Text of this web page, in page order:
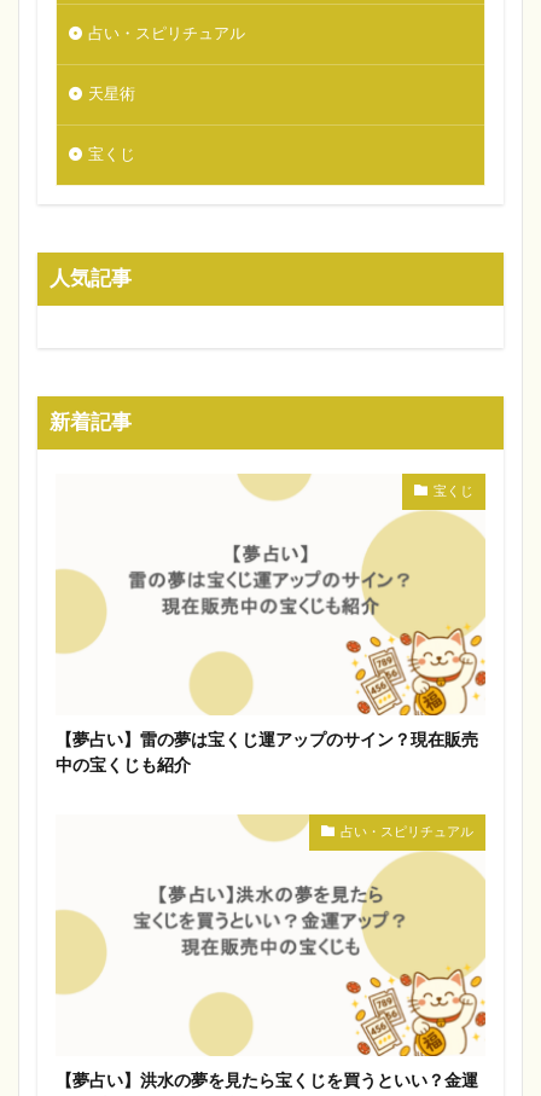
占い・スピリチュアル
天星術
宝くじ
人気記事
新着記事
宝くじ
【夢占い】雷の夢は宝くじ運アップのサイン？現在販売
中の宝くじも紹介
占い・スピリチュアル
【夢占い】洪水の夢を見たら宝くじを買うといい？金運